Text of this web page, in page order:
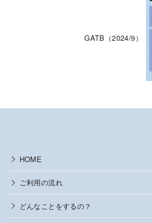
GATB（2024/9）
HOME
ご利用の流れ
どんなことをするの？